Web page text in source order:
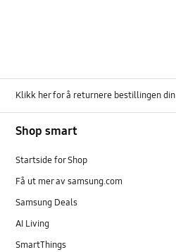
Klikk her for å returnere bestillingen din
Shop smart
Startside for Shop
Få ut mer av samsung.com
Samsung Deals
AI Living
SmartThings